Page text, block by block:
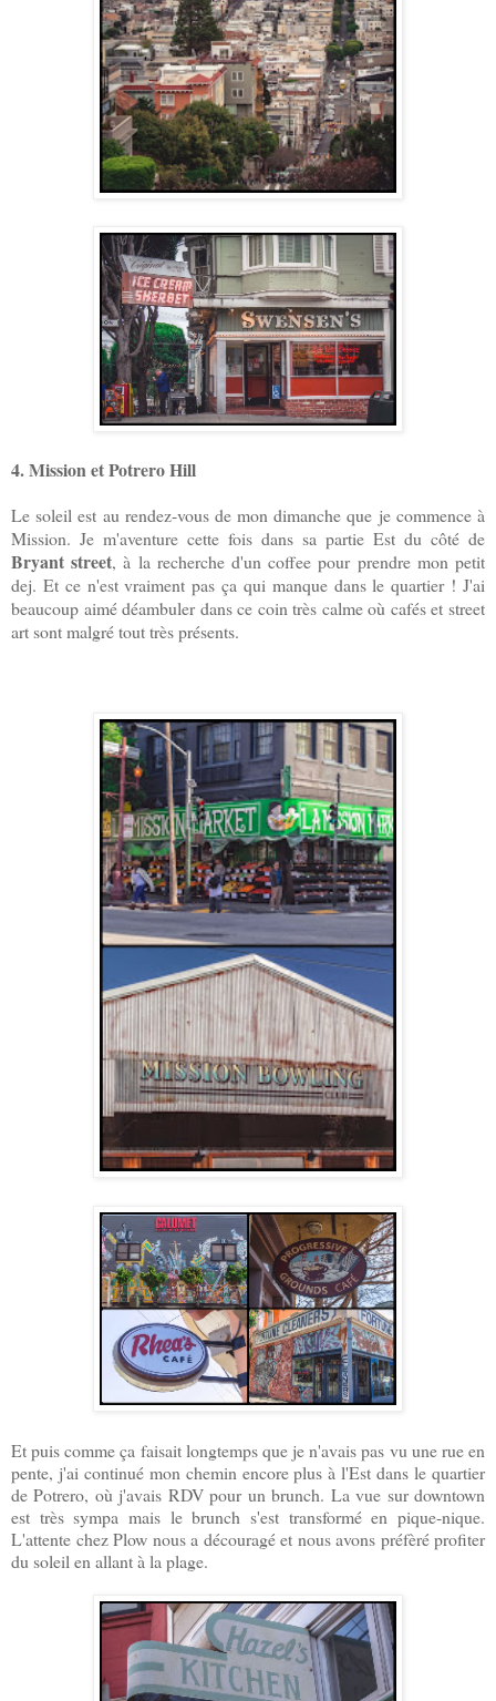
4. Mission et Potrero Hill
Le soleil est au rendez-vous de mon dimanche que je commence à
Mission. Je m'aventure cette fois dans sa partie Est du côté de
Bryant street, à la recherche d'un coffee pour prendre mon petit
dej. Et ce n'est vraiment pas ça qui manque dans le quartier ! J'ai
beaucoup aimé déambuler dans ce coin très calme où cafés et street
art sont malgré tout très présents.
Et puis comme ça faisait longtemps que je n'avais pas vu une rue en
pente, j'ai continué mon chemin encore plus à l'Est dans le quartier
de Potrero, où j'avais RDV pour un brunch. La vue sur downtown
est très sympa mais le brunch s'est transformé en pique-nique.
L'attente chez Plow nous a découragé et nous avons préfèré profiter
du soleil en allant à la plage.